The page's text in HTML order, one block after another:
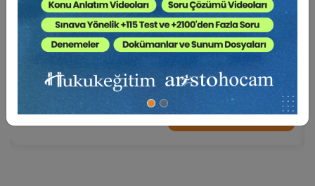
Hesaplamalar Eğitimi (2 Eğitmen - 2 Video)
6000 TL